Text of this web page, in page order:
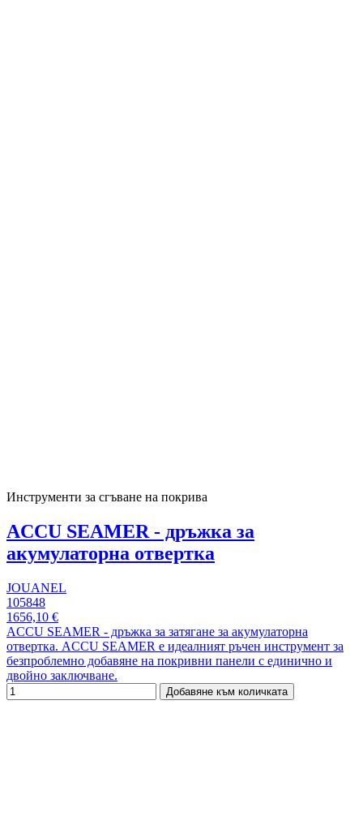
Инструменти за сгъване на покрива
ACCU SEAMER - дръжка за
акумулаторна отвертка
JOUANEL
105848
1656,10 €
ACCU SEAMER - дръжка за затягане за акумулаторна
отвертка. ACCU SEAMER е идеалният ръчен инструмент за
безпроблемно добавяне на покривни панели с единично и
двойно заключване.
Добавяне към количката